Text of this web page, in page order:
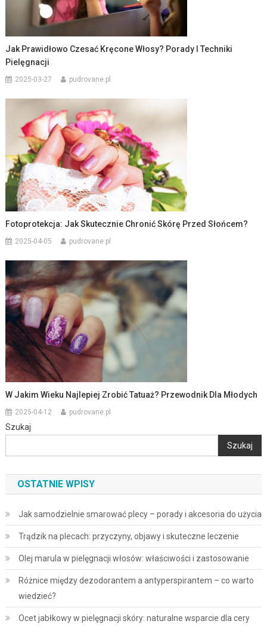
Jak Prawidłowo Czesać Kręcone Włosy? Porady I Techniki
Pielęgnacji
2025-03-27 pudrovane.pl
Fotoprotekcja: Jak Skutecznie Chronić Skórę Przed Słońcem?
2025-04-05 pudrovane.pl
W Jakim Wieku Najlepiej Zrobić Tatuaż? Przewodnik Dla Młodych
2025-04-12 pudrovane.pl
Szukaj
Szukaj
OSTATNIE WPISY
Jak samodzielnie smarować plecy – porady i akcesoria do użycia
Trądzik na plecach: przyczyny, objawy i skuteczne leczenie
Olej marula w pielęgnacji włosów: właściwości i zastosowanie
Różnice między dezodorantem a antyperspirantem – co warto
wiedzieć?
Ocet jabłkowy w pielęgnacji skóry: naturalne wsparcie dla cery